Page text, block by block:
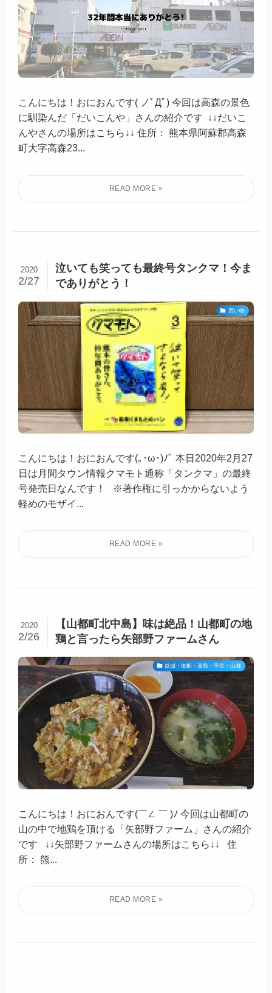
こんにちは！おにおんです( ノﾟДﾟ) 今回は高森の景色
に馴染んだ「だいこんや」さんの紹介です ↓↓だいこ
んやさんの場所はこちら↓↓ 住所： 熊本県阿蘇郡高森
町大字高森23...
泣いても笑っても最終号タンクマ！今ま
でありがとう！
2020
2/27
買い物
こんにちは！おにおんです(｡･ω･)ﾉﾞ 本日2020年2月27
日は月間タウン情報クマモト通称「タンクマ」の最終
号発売日なんです！ ※著作権に引っかからないよう
軽めのモザイ...
【山都町北中島】味は絶品！山都町の地
鶏と言ったら矢部野ファームさん
2020
2/26
益城・御船・嘉島・甲佐・山都
こんにちは！おにおんです(￣∠ ￣ )ﾉ 今回は山都町の
山の中で地鶏を頂ける「矢部野ファーム」さんの紹介
です ↓↓矢部野ファームさんの場所はこちら↓↓ 住
所： 熊...